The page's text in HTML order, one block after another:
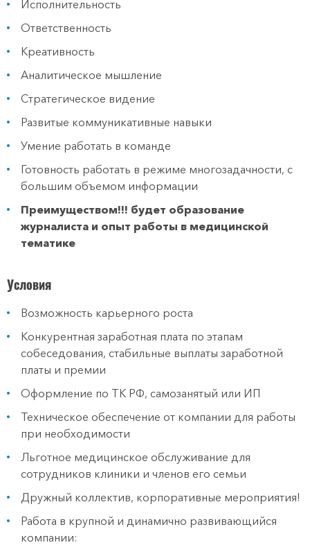
Исполнительность
Ответственность
Креативность
Аналитическое мышление
Стратегическое видение​​​​​
Развитые коммуникативные навыки
Умение работать в команде
Готовность работать в режиме многозадачности, с
большим объемом информации
Преимуществом!!! будет образование
журналиста и опыт работы в медицинской
тематике
Условия
Возможность карьерного роста
Конкурентная заработная плата по этапам
собеседования, стабильные выплаты заработной
платы и премии
Оформление по ТК РФ, самозанятый или ИП
Техническое обеспечение от компании для работы
при необходимости
Льготное медицинское обслуживание для
сотрудников клиники и членов его семьи
Дружный коллектив, корпоративные мероприятия!
Работа в крупной и динамично развивающийся
компании: